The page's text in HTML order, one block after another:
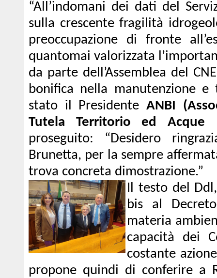
“All’indomani dei dati del
sulla crescente fragilità
preoccupazione di fronte
quantomai valorizzata
da parte dell’Assemblea del
bonifica nella manutenzione
stato il PresidenteANBI
Tutela Territorio ed
proseguito: “Desidero
Brunetta, per la sempre
trova concreta dimostrazione.”
Il testo del
bis al
materia
capacità dei
costante
propone quindi di conferire a